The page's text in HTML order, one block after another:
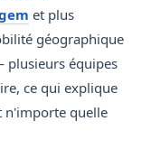
et plus
géographique
plusieurs équipes
ce qui explique
n'importe quelle